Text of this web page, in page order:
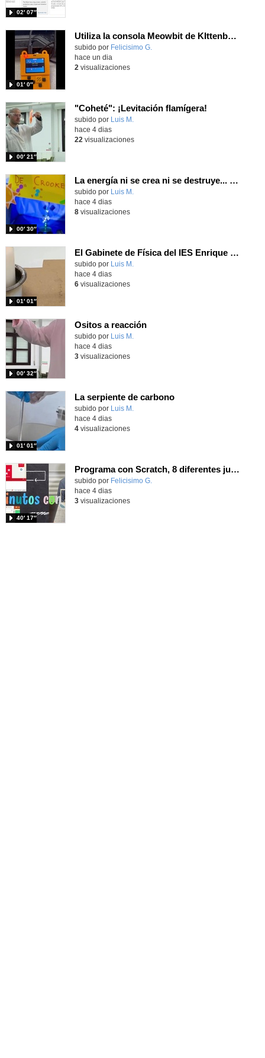
02′ 07″
Utiliza la consola Meowbit de KIttenbot para jugar con tus programas MakeCode Arcade
Contenido educativo.
subido por Felicisimo G.
01′ 0″
hace un dia
2 visualizaciones
"Coheté": ¡Levitación flamígera!
Contenido educativo.
subido por Luis M.
00′ 21″
hace 4 dias
22 visualizaciones
La energía ni se crea ni se destruye... ¡se experimenta! El Tierno en la Feria Madrid es Ciencia 2026
Contenido educativo.
subido por Luis M.
00′ 30″
hace 4 dias
8visualizaciones
El Gabinete de Física del IES Enrique Tierno Galván de Parla (Curso 25-26)
Contenido educativo.
subido por Luis M.
01′ 01″
hace 4 dias
6visualizaciones
Ositos a reacción
Contenido educativo.
subido por Luis M.
00′ 32″
hace 4 dias
3visualizaciones
La serpiente de carbono
Contenido educativo.
subido por Luis M.
01′ 01″
hace 4 dias
4visualizaciones
Programa con Scratch, 8 diferentes juegos para vivir la emoción de los partidos de España en el mundial 2026
Contenido educativo.
subido por Felicisimo G.
40′ 17″
hace 4 dias
3visualizaciones